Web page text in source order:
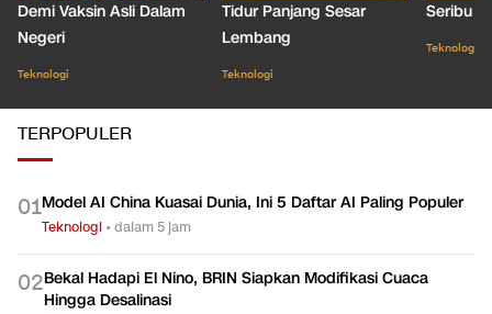
Demi Vaksin Asli Dalam
Negeri
Teknologi
Tidur Panjang Sesar
Lembang
Teknologi
Seribu
Teknologi
TERPOPULER
01Model AI China Kuasai Dunia, Ini 5 Daftar AI Paling Populer
Teknologi •dalam 5 jam
02Bekal Hadapi El Nino, BRIN Siapkan Modifikasi Cuaca
Hingga Desalinasi